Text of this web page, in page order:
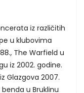
iz različitih
u klubovima
The Warfield u
iz 2002. godine.
Glazgova 2007.
u Bruklinu